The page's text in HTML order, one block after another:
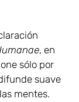
, en
sólo por
suave
mentes.